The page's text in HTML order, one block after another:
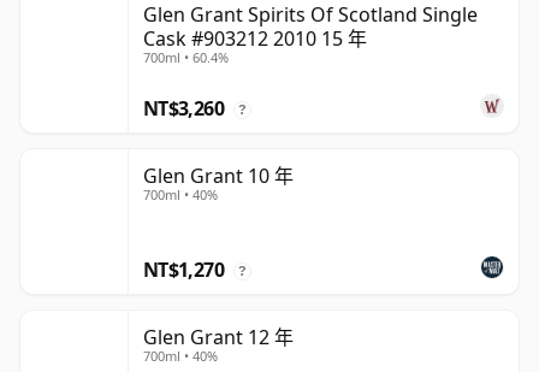
Glen Grant Spirits Of Scotland Single
Cask #903212 2010 15 年
700ml • 60.4%
NT$3,260 ?
Glen Grant 10 年
700ml • 40%
NT$1,270 ?
Glen Grant 12 年
700ml • 40%